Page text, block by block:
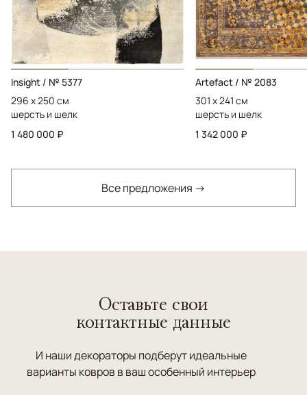
Insight / № 5377
296 x 250 см
шерсть и шелк
1 480 000 ₽
Artefact / № 2083
301 x 241 см
шерсть и шелк
1 342 000 ₽
Все предложения →
Оставьте свои
контактные данные
И наши декораторы подберут идеальные
варианты ковров в ваш особенный интерьер